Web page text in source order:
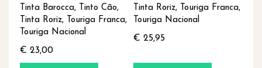
Tinta Barocca, Tinto Cão,
Tinta Roriz, Touriga Franca,
Touriga Nacional
€ 23,00
Tinta Roriz, Touriga Franca,
Touriga Nacional
€ 25,95